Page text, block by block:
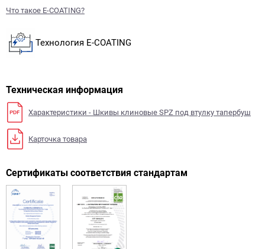
Что такое E-COATING?
Технология E-COATING
Техническая информация
Характеристики - Шкивы клиновые SPZ под втулку тапербуш
Карточка товара
Сертификаты соответствия стандартам